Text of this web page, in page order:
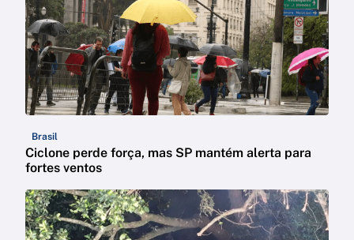
Brasil
Ciclone perde força, mas SP mantém alerta para
fortes ventos